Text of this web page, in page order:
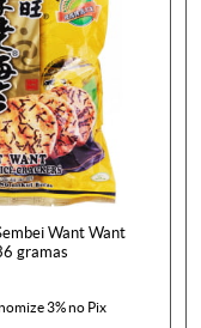
Want Want
gramas
3%no Pix